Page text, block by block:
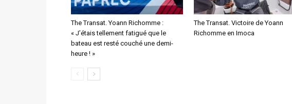
The Transat. Yoann Richomme :
« J’étais tellement fatigué que le
bateau est resté couché une demi-
heure ! »
The Transat. Victoire de Yoann
Richomme en Imoca